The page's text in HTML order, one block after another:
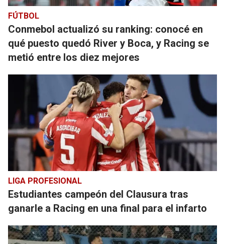
FÚTBOL
Conmebol actualizó su ranking: conocé en
qué puesto quedó River y Boca, y Racing se
metió entre los diez mejores
LIGA PROFESIONAL
Estudiantes campeón del Clausura tras
ganarle a Racing en una final para el infarto